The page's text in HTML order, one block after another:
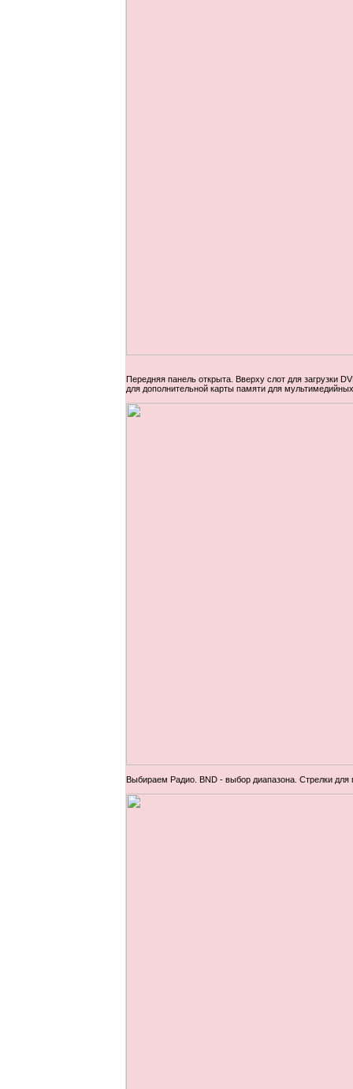
Передняя панель открыта. Вверху слот для загрузки
для дополнительной карты памяти для
Выбираем Радио. BND - выбор диапазона. Стрелки для